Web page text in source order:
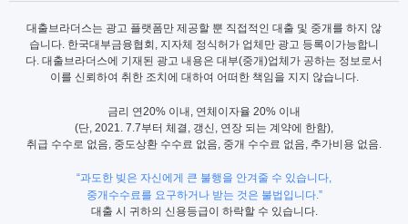
대출브라더스는 광고 플랫폼만 제공할 뿐 직접적인 대출 및 중개를 하지 않
습니다. 한국대부금융협회, 지자체 정식허가 업체만 광고 등록이가능합니
다. 대출브라더스에 기재된 광고 내용은 대부(중개)업체가 공하는 정보로서
이를 신뢰하여 취한 조치에 대하여 어떠한 책임을 지지 않습니다.
금리 연20% 이내, 연체이자율 20% 이내
(단, 2021. 7.7부터 체결, 갱신, 연장 되는 계약에 한함),
취급 수수로 없음, 중도상환 수수료 없음, 중개 수수료 없음, 추가비용 없음.
“과도한 빚은 자신에게 큰 불행을 안겨줄 수 있습니다,
중개수수료를 요구하거나 받는 것은 불법입니다.”
대출 시 귀하의 신용등급이 하락할 수 있습니다.